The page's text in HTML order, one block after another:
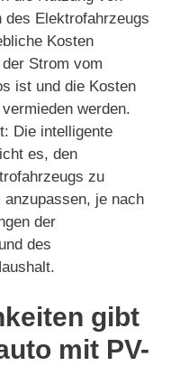
des Elektrofahrzeugs
Kosten
Strom vom
ist und die Kosten
werden.
Die intelligente
es, den
zu
je nach
der
des
gibt
mit PV-